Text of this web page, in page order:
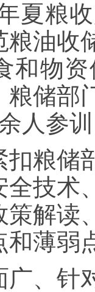
夏粮
粮油收
和物
粮储部
人参
储部
全技术
策解读
和薄弱
针对